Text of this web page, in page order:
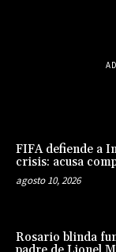
FIFA defiende a
crisis: acusa
agosto 10, 2026
Rosario blinda